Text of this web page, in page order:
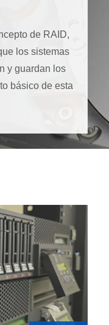
de RAID,
los sistemas
y guardan los
básico de esta